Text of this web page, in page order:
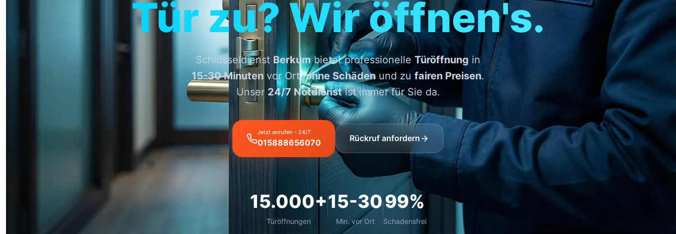
Tür zu? Wir öffnen's.
Schlüsseldienst Berkumbietet professionelle Türöffnung in
15-30 Minuten vor Ort,ohne Schädenund zu fairen Preisen.
Unser 24/7 Notdienstist immer für Sie da.
Jetzt anrufen - 24/7
015888656070 Rückruf anfordern
15.000+
Türöffnungen
15-30
Min. vor Ort
99%
Schadensfrei